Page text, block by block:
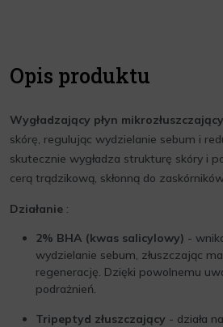
Opis produktu
Wygładzający płyn mikrozłuszczający
skórę, regulując wydzielanie sebum i
skutecznie wygładza strukturę skóry i
cerą trądzikową, skłonną do
Działanie :
2% BHA (kwas salicylowy) -
wydzielanie sebum, złuszczając
regenerację. Dzięki powolnemu
podrażnień.
Tripeptyd złuszczający - działa